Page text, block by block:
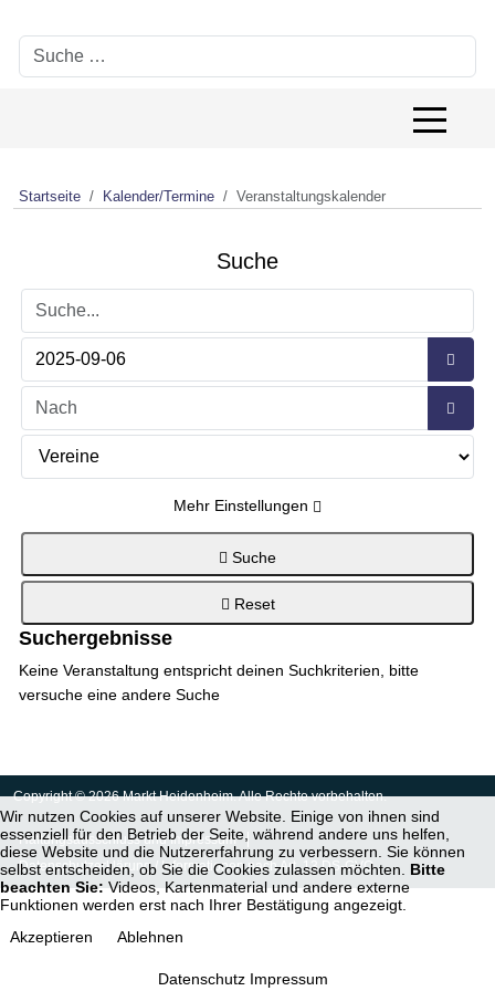
Suchen
Off-
Startseite Kalender/Termine Veranstaltungskalender
Suche
Suche...
Mehr Einstellungen
Suche
Reset
Suchergebnisse
Keine Veranstaltung entspricht deinen Suchkriterien, bitte
versuche eine andere Suche
Copyright © 2026 Markt Heidenheim. Alle Rechte vorbehalten.
Haftungsausschluss und Impressum
Datenschutzerklärung / Informationen nach Art. 13 DS-GVO
Wir nutzen Cookies auf unserer Website. Einige von ihnen sind
essenziell für den Betrieb der Seite, während andere uns helfen,
diese Website und die Nutzererfahrung zu verbessern. Sie können
selbst entscheiden, ob Sie die Cookies zulassen möchten. Bitte
beachten Sie:Videos, Kartenmaterial und andere externe
Funktionen werden erst nach Ihrer Bestätigung angezeigt.
Akzeptieren
Ablehnen
Datenschutz Impressum